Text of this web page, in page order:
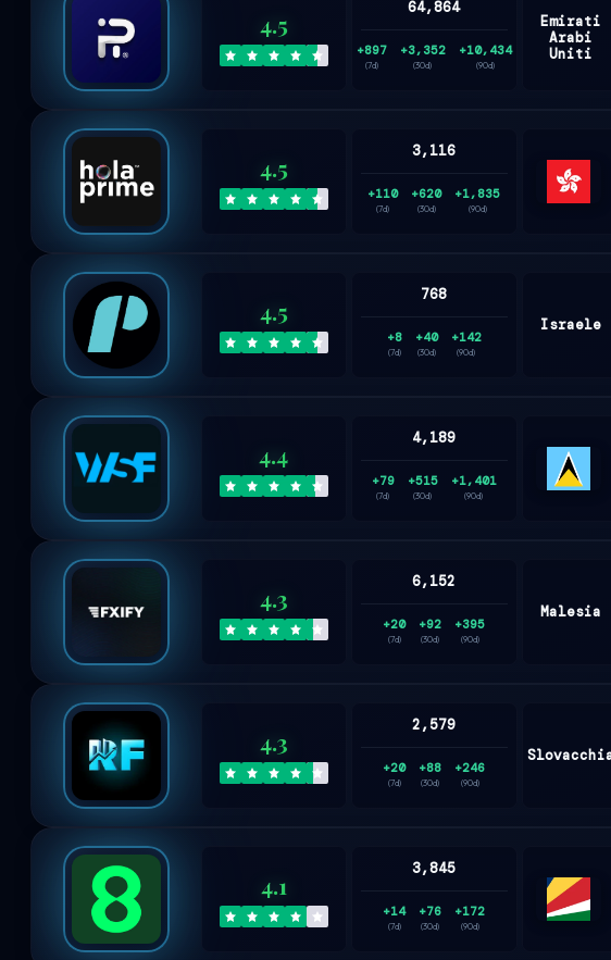
4.5
64,864
+897
(7d)
+3,352
(30d)
+10,434
(90d)
Emirati
Arabi
Uniti
4.5
3,116
+110
(7d)
+620
(30d)
+1,835
(90d)
4.5
768
+8
(7d)
+40
(30d)
+142
(90d)
Israele
4.4
4,189
+79
(7d)
+515
(30d)
+1,401
(90d)
4.3
6,152
+20
(7d)
+92
(30d)
+395
(90d)
Malesia
4.3
2,579
+20
(7d)
+88
(30d)
+246
(90d)
4.1
3,845
+14
(7d)
+76
(30d)
+172
(90d)